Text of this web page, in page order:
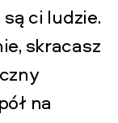
ci ludzie.
skracasz
na